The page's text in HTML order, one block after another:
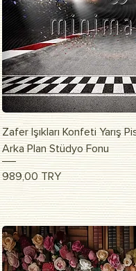
Быстрый
Zafer Işıkları Konfeti Yarış
Arka Plan Stüdyo Fonu
Цена
989,00 TRY